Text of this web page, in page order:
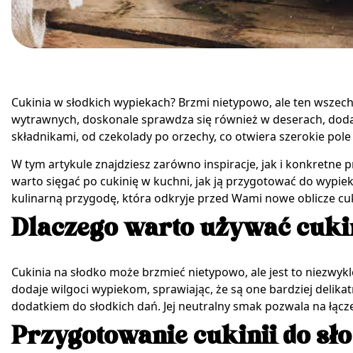
Cukinia w słodkich wypiekach? Brzmi nietypowo, ale ten
wytrawnych, doskonale sprawdza się również w deserach,
składnikami, od czekolady po orzechy, co otwiera szerokie
W tym artykule znajdziesz zarówno inspiracje, jak i konkretne
warto sięgać po cukinię w kuchni, jak ją przygotować do
kulinarną przygodę, która odkryje przed Wami nowe oblicze
Dlaczego warto używać
Cukinia na słodko może brzmieć nietypowo, ale jest to
dodaje wilgoci wypiekom, sprawiając, że są one bardziej
dodatkiem do słodkich dań. Jej neutralny smak pozwala na
Przygotowanie cukinii do